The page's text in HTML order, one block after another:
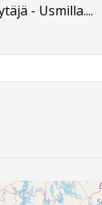
- Usmilla....